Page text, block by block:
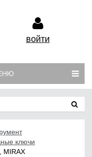
войти
ключи
MIRAX